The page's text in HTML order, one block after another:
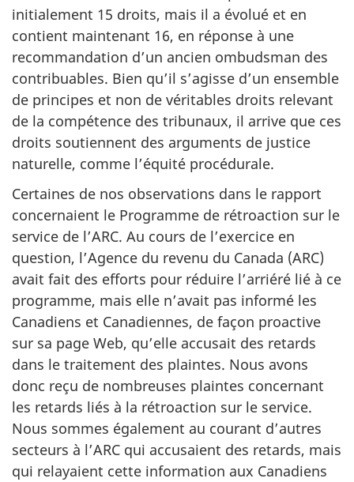
initialement 15 droits, mais il a évolué et en
contient maintenant 16, en réponse à une
recommandation d’un ancien ombudsman des
contribuables. Bien qu’il s’agisse d’un ensemble
de principes et non de véritables droits relevant
de la compétence des tribunaux, il arrive que ces
droits soutiennent des arguments de justice
naturelle, comme l’équité procédurale.
Certaines de nos observations dans le rapport
concernaient le Programme de rétroaction sur le
service de l’ARC. Au cours de l’exercice en
question, l’Agence du revenu du Canada (ARC)
avait fait des efforts pour réduire l’arriéré lié à ce
programme, mais elle n’avait pas informé les
Canadiens et Canadiennes, de façon proactive
sur sa page Web, qu’elle accusait des retards
dans le traitement des plaintes. Nous avons
donc reçu de nombreuses plaintes concernant
les retards liés à la rétroaction sur le service.
Nous sommes également au courant d’autres
secteurs à l’ARC qui accusaient des retards, mais
qui relayaient cette information aux Canadiens